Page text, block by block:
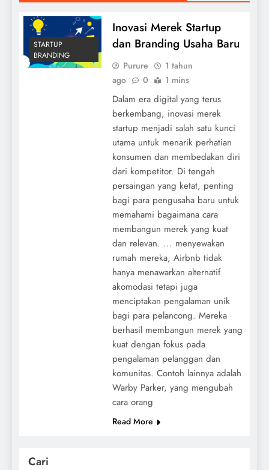
STARTUP
BRANDING
Inovasi Merek Startup
dan Branding Usaha Baru
Purure
1 tahun
ago
0 1 mins
Dalam era digital yang terus
berkembang, inovasi merek
startup menjadi salah satu kunci
utama untuk menarik perhatian
konsumen dan membedakan diri
dari kompetitor. Di tengah
persaingan yang ketat, penting
bagi para pengusaha baru untuk
memahami bagaimana cara
membangun merek yang kuat
dan relevan. ... menyewakan
rumah mereka, Airbnb tidak
hanya menawarkan alternatif
akomodasi tetapi juga
menciptakan pengalaman unik
bagi para pelancong. Mereka
berhasil membangun merek yang
kuat dengan fokus pada
pengalaman pelanggan dan
komunitas. Contoh lainnya adalah
Warby Parker, yang mengubah
cara orang
Read More
Cari